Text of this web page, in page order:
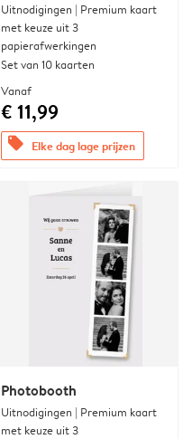
Uitnodigingen | Premium kaart
met keuze uit 3
papierafwerkingen
Set van 10 kaarten
Vanaf
€ 11,99
offers Elke dag lage prijzen
Photobooth
Uitnodigingen | Premium kaart
met keuze uit 3